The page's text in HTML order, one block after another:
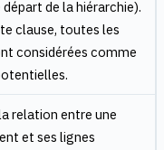
de la hiérarchie).
clause, toutes les
considérées comme
relation entre une
et ses lignes